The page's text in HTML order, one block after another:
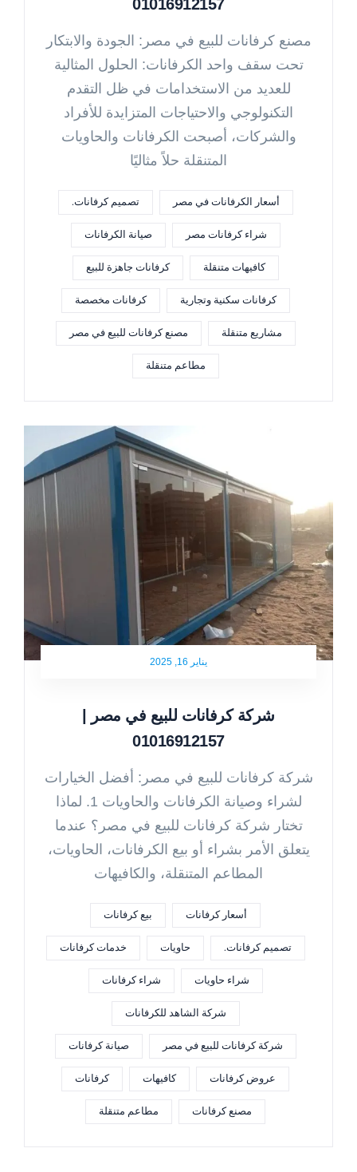
01016912157
مصنع كرفانات للبيع في مصر: الجودة والابتكار
تحت سقف واحد الكرفانات: الحلول المثالية
للعديد من الاستخدامات في ظل التقدم
التكنولوجي والاحتياجات المتزايدة للأفراد
والشركات، أصبحت الكرفانات والحاويات
المتنقلة حلاً مثاليًا
أسعار الكرفانات في مصر تصميم كرفانات.
شراء كرفانات مصر صيانة الكرفانات
كافيهات متنقلة كرفانات جاهزة للبيع
كرفانات سكنية وتجارية كرفانات مخصصة
مشاريع متنقلة مصنع كرفانات للبيع في مصر
مطاعم متنقلة
يناير 16, 2025
شركة كرفانات للبيع في مصر |
01016912157
شركة كرفانات للبيع في مصر: أفضل الخيارات
لشراء وصيانة الكرفانات والحاويات 1. لماذا
تختار شركة كرفانات للبيع في مصر؟ عندما
يتعلق الأمر بشراء أو بيع الكرفانات، الحاويات،
المطاعم المتنقلة، والكافيهات
أسعار كرفانات بيع كرفانات
تصميم كرفانات. حاويات خدمات كرفانات
شراء حاويات شراء كرفانات
شركة الشاهد للكرفانات
شركة كرفانات للبيع في مصر صيانة كرفانات
عروض كرفانات كافيهات كرفانات
مصنع كرفانات مطاعم متنقلة